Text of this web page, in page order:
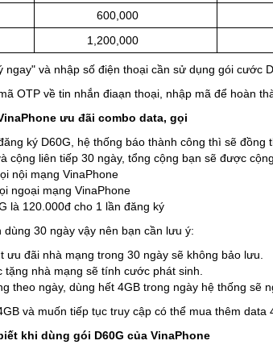
600,000
1,200,000
ngay" và nhập số điện thoại cần sử dụng gói cước
OTP về tin nhắn điaạn thoại, nhập mã để hoàn
ưu đãi combo data, gọi
ký D60G, hệ thống báo thành công thì sẽ
cộng liên tiếp 30 ngày, tổng cộng bạn sẽ được
nội mạng VinaPhone
ngoại mạng VinaPhone
là 120.000đ cho 1 lần đăng ký
30 ngày vậy nên bạn cần lưu ý:
ưu đãi nhà mạng trong 30 ngày sẽ không bảo lưu.
nhà mạng sẽ tính cước phát sinh.
theo ngày, dùng hết 4GB trong ngày hệ thống sẽ
và muốn tiếp tục truy cập có thể mua thêm data
khi dùng gói D60G của VinaPhone